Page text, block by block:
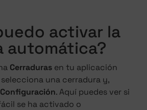
activar la
automática?
Cerraduras en tu aplicación
selecciona una cerradura y,
Configuración. Aquí puedes ver si
se ha activado o